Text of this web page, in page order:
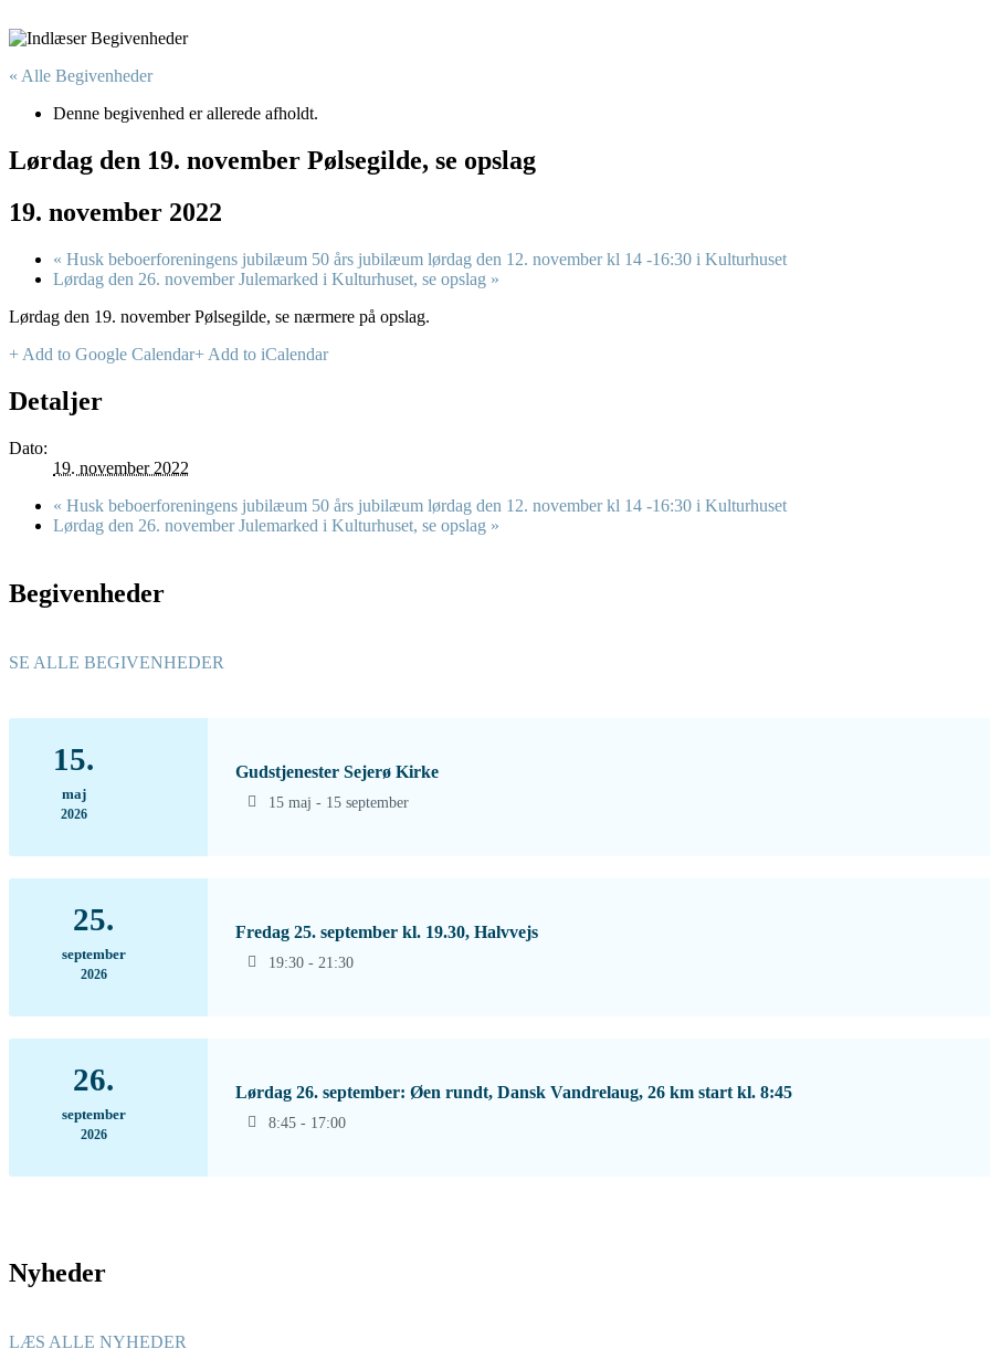
« Alle Begivenheder
Denne begivenhed er allerede afholdt.
Lørdag den 19. november Pølsegilde, se opslag
19. november 2022
« Husk beboerforeningens jubilæum 50 års jubilæum lørdag den 12. november kl 14 -16:30 i Kulturhuset
Lørdag den 26. november Julemarked i Kulturhuset, se opslag »
Lørdag den 19. november Pølsegilde, se nærmere på opslag.
+ Add to Google Calendar+ Add to iCalendar
Detaljer
Dato:
19. november 2022
« Husk beboerforeningens jubilæum 50 års jubilæum lørdag den 12. november kl 14 -16:30 i Kulturhuset
Lørdag den 26. november Julemarked i Kulturhuset, se opslag »
Begivenheder
SE ALLE BEGIVENHEDER
15.
maj
2026
Gudstjenester Sejerø Kirke
15 maj - 15 september
25.
september
2026
Fredag 25. september kl. 19.30, Halvvejs
19:30 - 21:30
26.
september
2026
Lørdag 26. september: Øen rundt, Dansk Vandrelaug, 26 km start kl. 8:45
8:45 - 17:00
Nyheder
LÆS ALLE NYHEDER